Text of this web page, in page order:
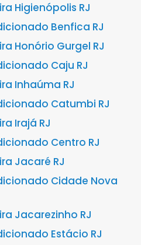
Higienópolis RJ
Benfica RJ
Honório Gurgel RJ
Caju RJ
Inhaúma RJ
Catumbi RJ
Irajá RJ
Centro RJ
Jacaré RJ
Cidade Nova
Jacarezinho RJ
Estácio RJ